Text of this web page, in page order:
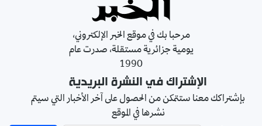
مرحبا بك في موقع الخبر الإلكتروني،
يومية جزائرية مستقلة، صدرت عام
1990
الإشتراك في النشرة البريدية
بإشتراكك معنا ستتمكن من الحصول على آخر الأخبار التي سيتم
نشرها في الموقع